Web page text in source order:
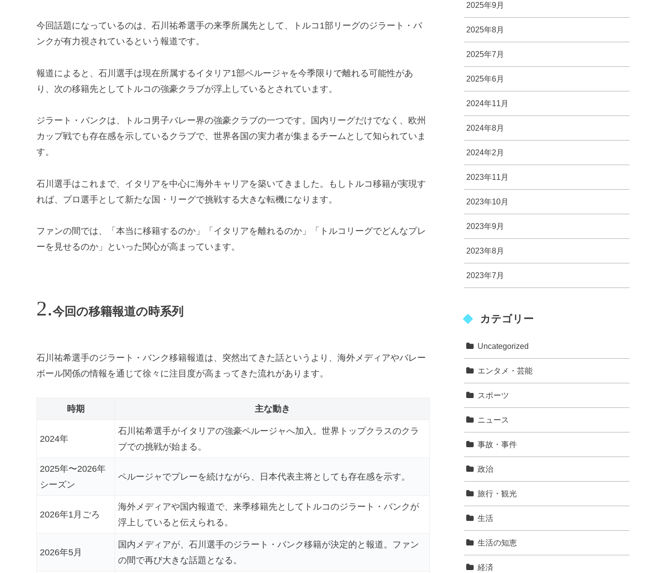
今回話題になっているのは、石川祐希選手の来季所属先として、トルコ1部リーグのジラート・バ
ンクが有力視されているという報道です。
報道によると、石川選手は現在所属するイタリア1部ペルージャを今季限りで離れる可能性があ
り、次の移籍先としてトルコの強豪クラブが浮上しているとされています。
ジラート・バンクは、トルコ男子バレー界の強豪クラブの一つです。国内リーグだけでなく、欧州
カップ戦でも存在感を示しているクラブで、世界各国の実力者が集まるチームとして知られていま
す。
石川選手はこれまで、イタリアを中心に海外キャリアを築いてきました。もしトルコ移籍が実現す
れば、プロ選手として新たな国・リーグで挑戦する大きな転機になります。
ファンの間では、「本当に移籍するのか」「イタリアを離れるのか」「トルコリーグでどんなプレ
ーを見せるのか」といった関心が高まっています。
今回の移籍報道の時系列
石川祐希選手のジラート・バンク移籍報道は、突然出てきた話というより、海外メディアやバレー
ボール関係の情報を通じて徐々に注目度が高まってきた流れがあります。
時期 主な動き
2024年
石川祐希選手がイタリアの強豪ペルージャへ加入。世界トップクラスのクラ
ブでの挑戦が始まる。
2025年〜2026年
シーズン
ペルージャでプレーを続けながら、日本代表主将としても存在感を示す。
2026年1月ごろ
海外メディアや国内報道で、来季移籍先としてトルコのジラート・バンクが
浮上していると伝えられる。
2026年5月
国内メディアが、石川選手のジラート・バンク移籍が決定的と報道。ファン
の間で再び大きな話題となる。
2025年9月
2025年8月
2025年7月
2025年6月
2024年11月
2024年8月
2024年2月
2023年11月
2023年10月
2023年9月
2023年8月
2023年7月
カテゴリー
Uncategorized
エンタメ・芸能
スポーツ
ニュース
事故・事件
政治
旅行・観光
生活
生活の知恵
経済